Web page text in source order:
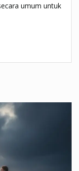
umum untuk